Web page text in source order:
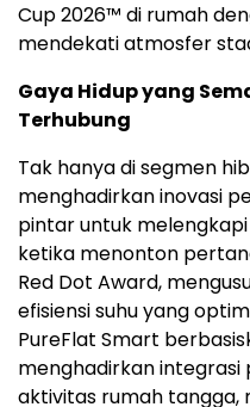
Cup 2026™ di rumah
mendekati atmosfer
Gaya Hidup yang
Terhubung
Tak hanya di segmen
menghadirkan inovasi
pintar untuk
ketika menonton
Red Dot Award,
efisiensi suhu yang
PureFlat Smart
menghadirkan
aktivitas rumah tangga,